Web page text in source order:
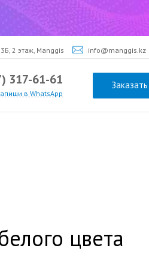
2 этаж, Manggis info@manggis.kz
317-61-61
в WhatsApp
цвета